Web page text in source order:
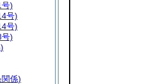
)
号)
号)
)
係)